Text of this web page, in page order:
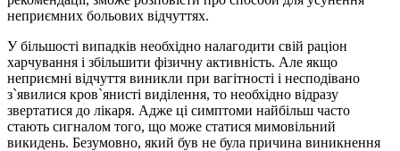
неприємних больових відчуттях.
У більшості випадків необхідно налагодити свій раціон
харчування і збільшити фізичну активність. Але якщо
неприємні відчуття виникли при вагітності і несподівано
з`явилися кров`янисті виділення, то необхідно відразу
звертатися до лікаря. Адже ці симптоми найбільш часто
стають сигналом того, що може статися мимовільний
викидень. Безумовно, який був не була причина виникнення